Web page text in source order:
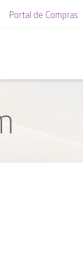
Portal de Compras